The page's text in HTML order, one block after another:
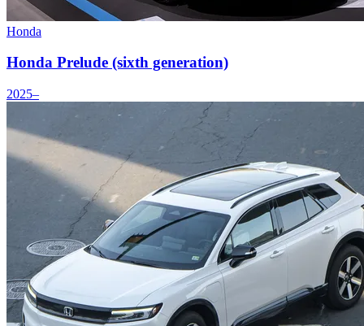
Honda
Honda Prelude (sixth generation)
2025–